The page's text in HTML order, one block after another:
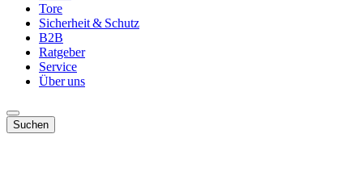
Tore
Sicherheit & Schutz
B2B
Ratgeber
Service
Über uns
Suchen